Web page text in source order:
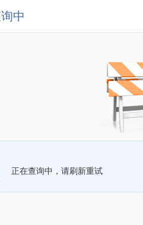
中
正在查询中，请刷新重试